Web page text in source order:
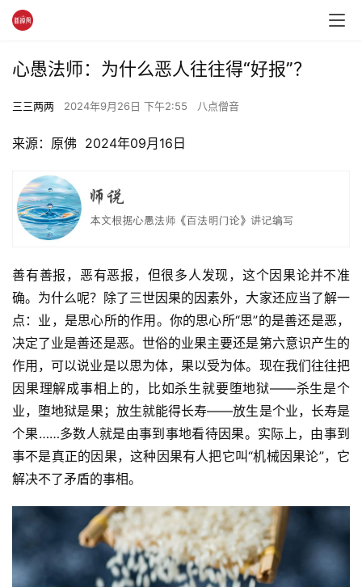
心愚法师：为什么恶人往往得“好报”？
三三两两 2024年9月26日 下午2:55 八点僧音
来源：原佛  2024年09月16日
善有善报，恶有恶报，但很多人发现，这个因果论并不准
确。为什么呢？除了三世因果的因素外，大家还应当了解一
点：业，是思心所的作用。你的思心所“思”的是善还是恶，
决定了业是善还是恶。世俗的业果主要还是第六意识产生的
作用，可以说业是以思为体，果以受为体。现在我们往往把
因果理解成事相上的，比如杀生就要堕地狱——杀生是个
业，堕地狱是果；放生就能得长寿——放生是个业，长寿是
个果……多数人就是由事到事地看待因果。实际上，由事到
事不是真正的因果，这种因果有人把它叫“机械因果论”，它
解决不了矛盾的事相。